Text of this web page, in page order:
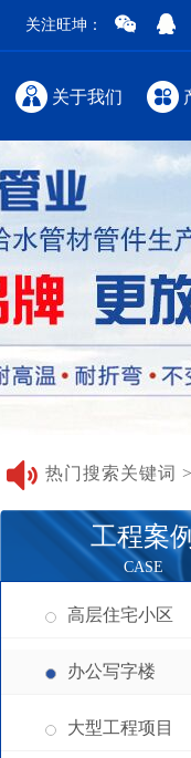
关注旺坤：
关于我们
热门搜索关键词 >
工程案
CASE
高层住宅小区
办公写字楼
大型工程项目